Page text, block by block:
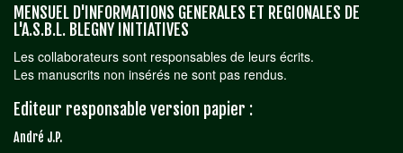
MENSUEL D'INFORMATIONS GENERALES ET REGIONALES DE
L'A.S.B.L. BLEGNY INITIATIVES
Les collaborateurs sont responsables de leurs écrits.
Les manuscrits non insérés ne sont pas rendus.
Editeur responsable version papier :
André J.P.